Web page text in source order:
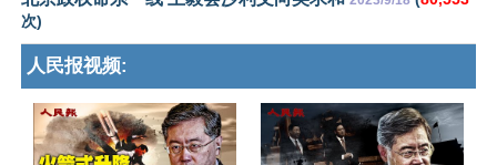
次)
人民报视频: